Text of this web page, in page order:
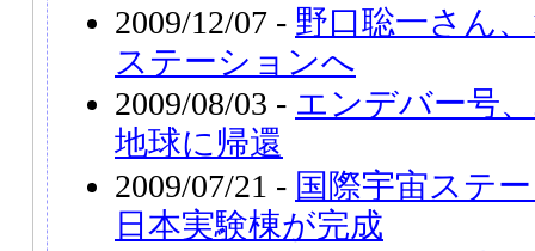
2009/12/07 - 野口聡一さん
ステーションへ
2009/08/03 - エンデバー号
地球に帰還
2009/07/21 - 国際宇宙ステ
日本実験棟が完成